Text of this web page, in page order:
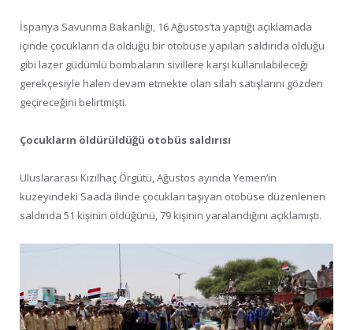
İspanya Savunma Bakanlığı, 16 Ağustos’ta yaptığı açıklamada
içinde çocukların da olduğu bir otobüse yapılan saldırıda olduğu
gibi lazer güdümlü bombaların sivillere karşı kullanılabileceği
gerekçesiyle halen devam etmekte olan silah satışlarını gözden
geçireceğini belirtmişti.
Çocukların öldürüldüğü otobüs saldırısı
Uluslararası Kızılhaç Örgütü, Ağustos ayında Yemen’in
kuzeyindeki Saada ilinde çocukları taşıyan otobüse düzenlenen
saldırıda 51 kişinin öldüğünü, 79 kişinin yaralandığını açıklamıştı.